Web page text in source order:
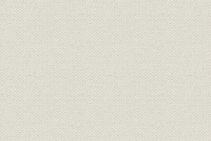
府県別電灯需要 埼玉
1887(明治
年